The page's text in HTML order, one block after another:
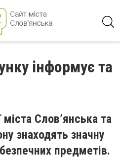
інформує та
Слов’янська та
знаходять значну
предметів.